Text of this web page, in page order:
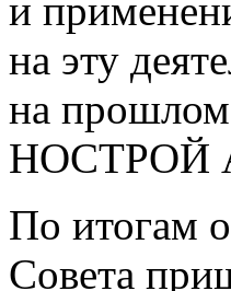
и
на эту
на прошлом
НОСТРОЙ
По итогам
Совета